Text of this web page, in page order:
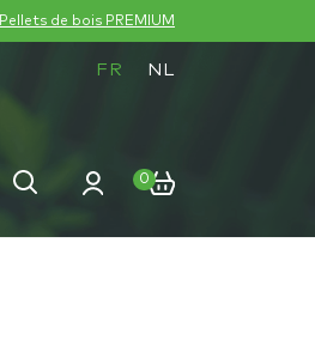
Pellets de bois PREMIUM
FR NL
Recherche
pour :
Recherche 0